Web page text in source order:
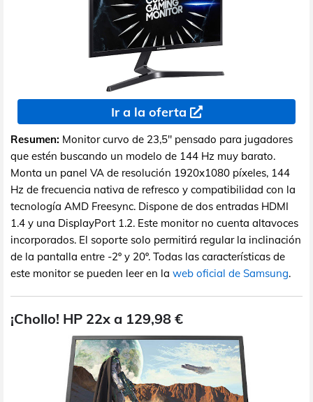
Ir a la oferta
Resumen: Monitor curvo de 23,5" pensado para jugadores
que estén buscando un modelo de 144 Hz muy barato.
Monta un panel VA de resolución 1920x1080 píxeles, 144
Hz de frecuencia nativa de refresco y compatibilidad con la
tecnología AMD Freesync. Dispone de dos entradas HDMI
1.4 y una DisplayPort 1.2. Este monitor no cuenta altavoces
incorporados. El soporte solo permitirá regular la inclinación
de la pantalla entre -2º y 20º. Todas las características de
este monitor se pueden leer en la web oficial de Samsung.
¡Chollo! HP 22x a 129,98 €